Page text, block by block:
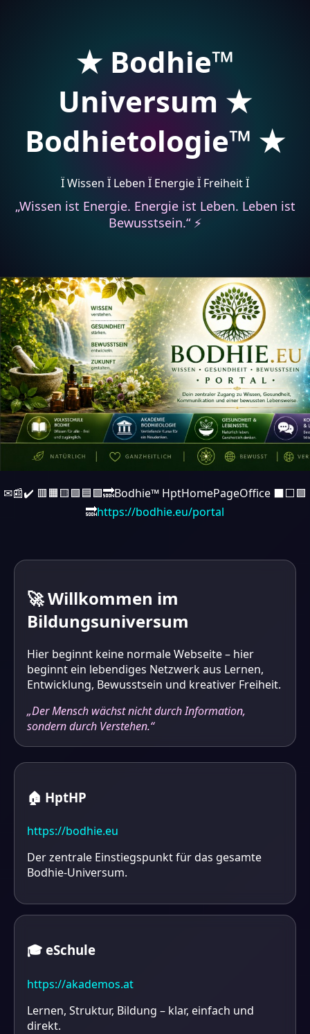
★ Bodhie™
Universum ★
Bodhietologie™ ★
Ï Wissen Ï Leben Ï Energie Ï Freiheit Ï
„Wissen ist Energie. Energie ist Leben. Leben ist
Bewusstsein.“ ⚡
✉📰✔️ 🟥🟧🟨🟩🟦🟪🔜Bodhie™ HptHomePageOffice ⬛️⬜️🟪
🔜https://bodhie.eu/portal
🚀 Willkommen im
Bildungsuniversum
Hier beginnt keine normale Webseite – hier
beginnt ein lebendiges Netzwerk aus Lernen,
Entwicklung, Bewusstsein und kreativer Freiheit.
„Der Mensch wächst nicht durch Information,
sondern durch Verstehen.“
🏠 HptHP
https://bodhie.eu
Der zentrale Einstiegspunkt für das gesamte
Bodhie-Universum.
🎓 eSchule
https://akademos.at
Lernen, Struktur, Bildung – klar, einfach und
direkt.